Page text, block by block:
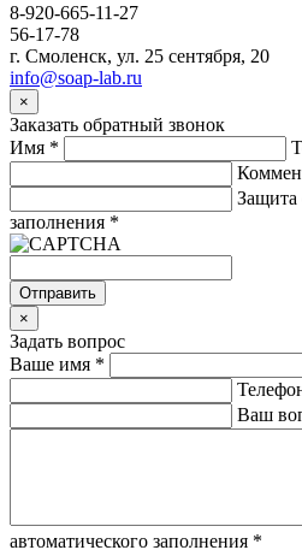
8-920-665-11-27
56-17-78
г. Смоленск, ул. 25 сентября, 20
info@soap-lab.ru
×
Заказать обратный звонок
Имя *
Защита
заполнения *
Отправить
×
Задать вопрос
Ваше имя *
Ваш
автоматического заполнения *